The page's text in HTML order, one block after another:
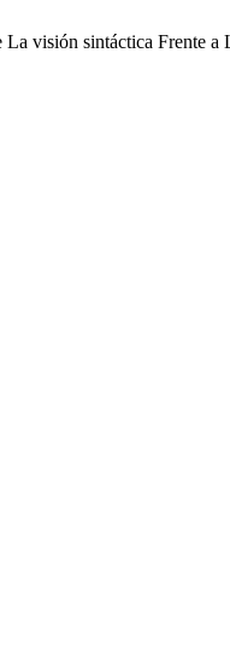
visión sintáctica Frente